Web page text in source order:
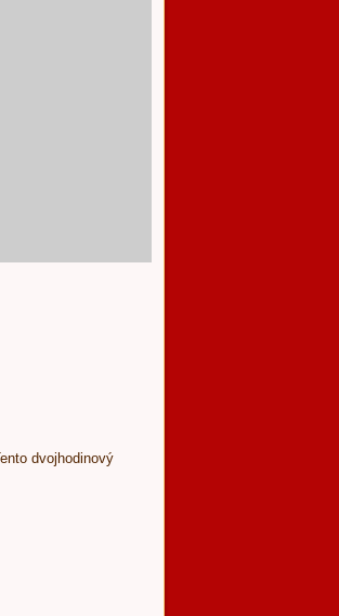
dvojhodinový